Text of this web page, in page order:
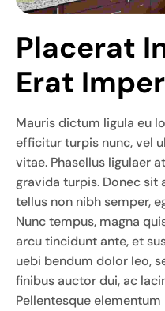
Placerat
Erat Imper
Mauris dictum ligula eu
efficitur turpis nunc, vel
vitae. Phasellus ligulaer
gravida turpis. Donec sit
tellus non nibh semper,
Nunc tempus, magna
arcu tincidunt ante, et
uebi bendum dolor leo,
finibus auctor dui, ac
Pellentesque